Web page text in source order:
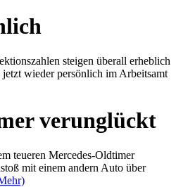
steigen überall erheblich
jetzt wieder persönlich im Arbeitsamt
verunglückt
teueren Mercedes-Oldtimer
mit einem andern Auto über